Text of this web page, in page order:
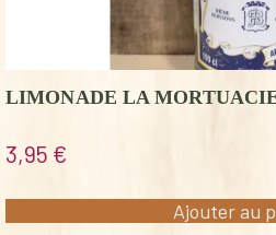
LIMONADE LA
3,95 €
Ajouter au